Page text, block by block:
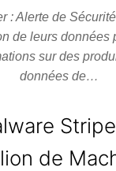
: Alerte de
de leurs
sur des
données de…
de